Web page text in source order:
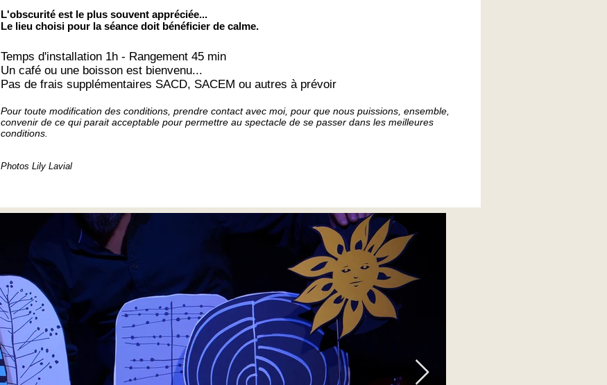
L'obscurité est le plus souvent appréciée...
Le lieu choisi pour la séance doit bénéficier de calme.
Temps d'installation 1h - Rangement 45 min
Un café ou une boisson est bienvenu...
Pas de frais supplémentaires SACD, SACEM ou autres à prévoir
Pour toute modification des conditions, prendre contact avec moi, pour que nous puissions, ensemble,
convenir de ce qui parait acceptable pour permettre au spectacle de se passer dans les meilleures
conditions.
Photos Lily Lavial